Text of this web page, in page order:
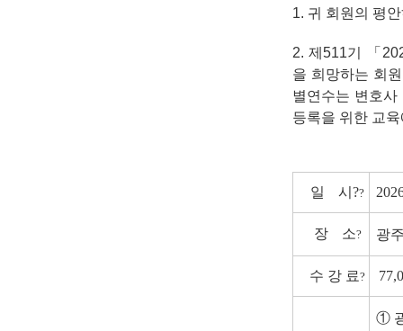
1. 귀 회원의 평
2.제511기 「
을 희망하는 회
별연수는 변호
등록을 위한 교
일 시??
장 소? 광
수 강 료?
①